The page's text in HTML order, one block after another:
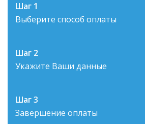
Шаг 1
Выберите способ оплаты
Шаг 2
Укажите Ваши данные
Шаг 3
Завершение оплаты